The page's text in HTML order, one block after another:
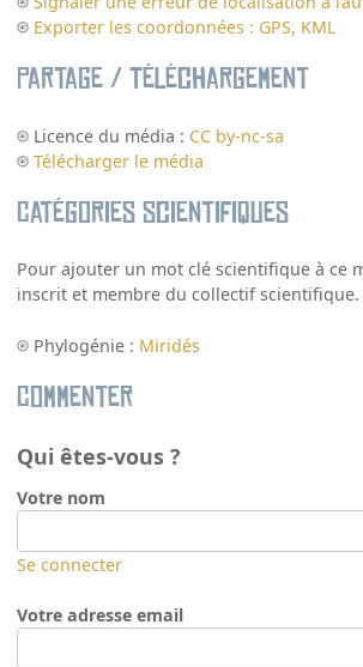
Exporter les coordonnées : GPS, KML
Partage / Téléchargement
Licence du média : CC by-nc-sa
Télécharger le média
Catégories scientifiques
Pour ajouter un mot clé scientifique à ce
inscrit et membre du collectif scientifique.
Phylogénie : Miridés
Commenter
Qui êtes-vous ?
Votre nom
Se connecter
Votre adresse email